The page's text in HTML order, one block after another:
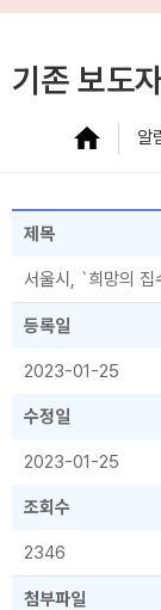
기존 보도
알
제목
서울시, `희망의 집
등록일
2023-01-25
수정일
2023-01-25
조회수
2346
첨부파일